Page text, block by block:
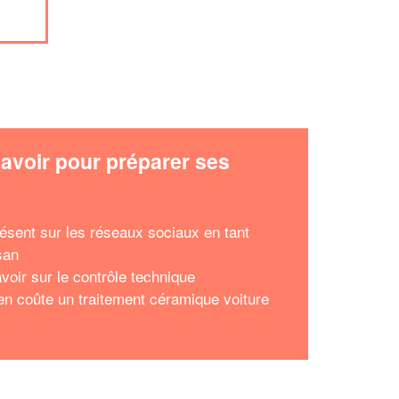
pour préparer ses
sur les réseaux sociaux en tant
sur le contrôle technique
coûte un traitement céramique voiture